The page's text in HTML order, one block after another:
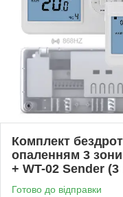
Комплект
опаленням 3 зони
+ WT-02 Sender (3
Готово до відправки